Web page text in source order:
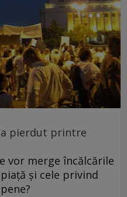
a pierdut printre
vor merge încălcările
și cele privind